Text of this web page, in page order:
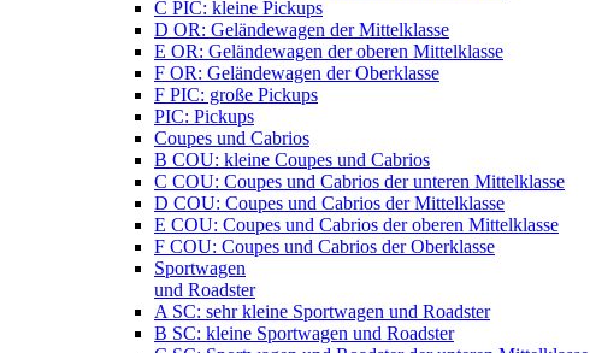
C PIC: kleine Pickups
D OR: Geländewagen der Mittelklasse
E OR: Geländewagen der oberen Mittelklasse
F OR: Geländewagen der Oberklasse
F PIC: große Pickups
PIC: Pickups
Coupes und Cabrios
B COU: kleine Coupes und Cabrios
C COU: Coupes und Cabrios der unteren Mittelklasse
D COU: Coupes und Cabrios der Mittelklasse
E COU: Coupes und Cabrios der oberen Mittelklasse
F COU: Coupes und Cabrios der Oberklasse
Sportwagen
und Roadster
A SC: sehr kleine Sportwagen und Roadster
B SC: kleine Sportwagen und Roadster